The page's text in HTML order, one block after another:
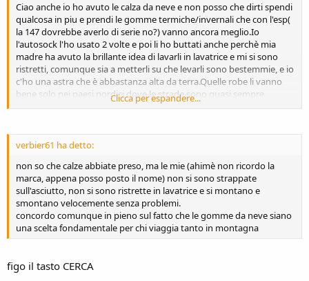
3) se la neve è consistente (più di 15cm) non hanno grande utilità (ci
vogliono solo le catene metalliche)
4) hanno un costo molto elevato (tra i 70 ed i 90 euro in base alla
misura)
Per tali motivi, dopo averne strappato un paio, ho optato per due
pneumatici da neve sulle ruote motrici che vanno benissimo e, se
sono ricostruiti, hanno un costo equivalente (30 40 euro cadauno)
con risultati forse migliori soprattutto nella affifdabilità.
Ciao anche io ho avuto le calza da neve e non posso che dirti spendi
qualcosa in piu e prendi le gomme termiche/invernali che con l'esp(
la 147 dovrebbe averlo di serie no?) vanno ancora meglio.Io
l'autosock l'ho usato 2 volte e poi li ho buttati anche perchè mia
madre ha avuto la brillante idea di lavarli in lavatrice e mi si sono
ristretti, comunque sia a metterli su che levarli sono bestemmie, e io
c'ho una astra che è abbastanza alta da terra.Quelle robe li vanno
bene solo nei paesi nordici dove le strade sono quasi sempre
ghiacciate.E poi se vai in un posto che è obbligatorio le catene a
Clicca per espandere...
verbier61 ha detto:
non so che calze abbiate preso, ma le mie (ahimè non ricordo la
marca, appena posso posto il nome) non si sono strappate
sull'asciutto, non si sono ristrette in lavatrice e si montano e
smontano velocemente senza problemi.
concordo comunque in pieno sul fatto che le gomme da neve siano
una scelta fondamentale per chi viaggia tanto in montagna
figo il tasto CERCA